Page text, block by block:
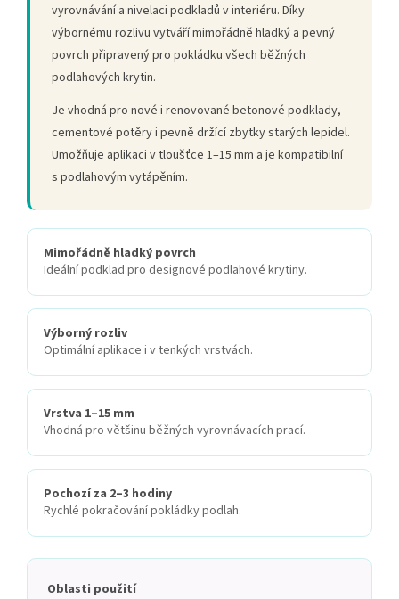
vyrovnávání a nivelaci podkladů v interiéru. Díky
výbornému rozlivu vytváří mimořádně hladký a pevný
povrch připravený pro pokládku všech běžných
podlahových krytin.
Je vhodná pro nové i renovované betonové podklady,
cementové potěry i pevně držící zbytky starých lepidel.
Umožňuje aplikaci v tloušťce 1–15 mm a je kompatibilní
s podlahovým vytápěním.
Mimořádně hladký povrch
Ideální podklad pro designové podlahové krytiny.
Výborný rozliv
Optimální aplikace i v tenkých vrstvách.
Vrstva 1–15 mm
Vhodná pro většinu běžných vyrovnávacích prací.
Pochozí za 2–3 hodiny
Rychlé pokračování pokládky podlah.
Oblasti použití